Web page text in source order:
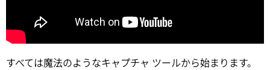
すべては魔法のようなキャプチャ ツールから始まります。